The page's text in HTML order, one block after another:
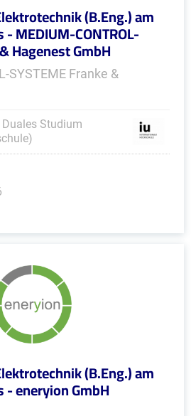
(B.Eng.) am
MEDIUM-CONTROL-
Hagenest GmbH
SYSTEME Franke &
Studium
(B.Eng.) am
eneryion GmbH